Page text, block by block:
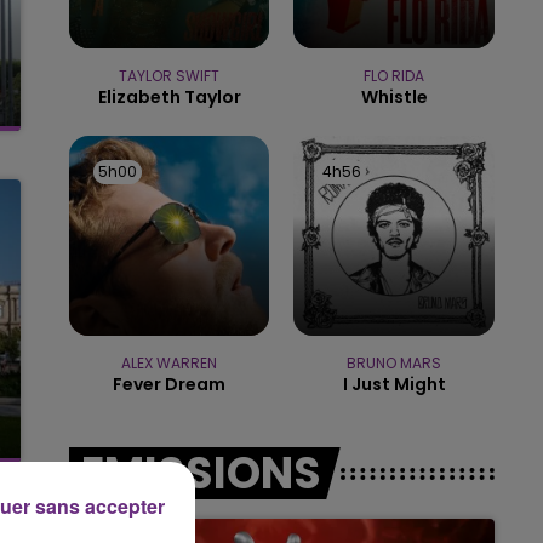
BEST OF
TAYLOR SWIFT
Elizabeth Taylor
FLO RIDA
Whistle
5h00
5h00
ALEX WARREN
Fever Dream
4h56
4h56
BRUNO MARS
I Just Might
EMISSIONS
sans accepter